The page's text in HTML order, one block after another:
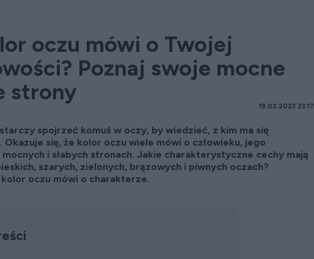
oczu mówi o Twojej
Poznaj swoje mocne
strony
19.02.2023 23:17
spojrzeć komuś w oczy, by wiedzieć, z kim ma się
Okazuje się, że kolor oczu wiele mówi o człowieku, jego
i słabych stronach. Jakie charakterystyczne cechy mają
szarych, zielonych, brązowych i piwnych oczach?
oczu mówi o charakterze.